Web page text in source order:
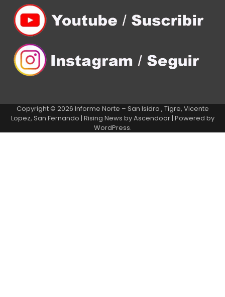
Copyright © 2026 Informe Norte – San Isidro , Tigre, Vicente
Lopez, San Fernando | Rising News byAscendoor| Powered by
WordPress.